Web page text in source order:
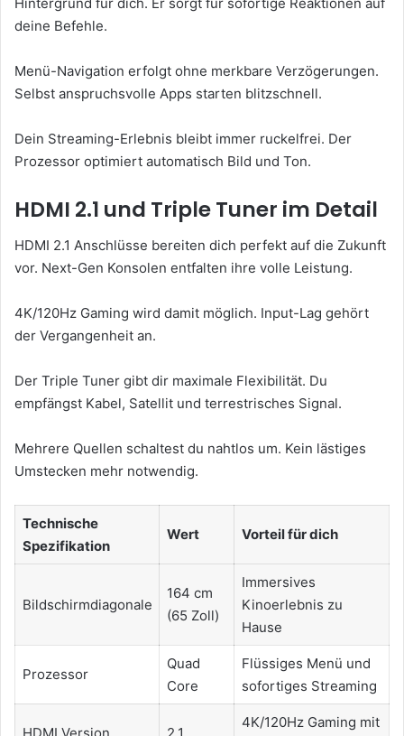
deine Befehle.
Menü-Navigation erfolgt ohne merkbare Verzögerungen.
Selbst anspruchsvolle Apps starten blitzschnell.
Dein Streaming-Erlebnis bleibt immer ruckelfrei. Der
Prozessor optimiert automatisch Bild und Ton.
HDMI 2.1 und Triple Tuner im Detail
HDMI 2.1 Anschlüsse bereiten dich perfekt auf die Zukunft
vor. Next-Gen Konsolen entfalten ihre volle Leistung.
4K/120Hz Gaming wird damit möglich. Input-Lag gehört
der Vergangenheit an.
Der Triple Tuner gibt dir maximale Flexibilität. Du
empfängst Kabel, Satellit und terrestrisches Signal.
Mehrere Quellen schaltest du nahtlos um. Kein lästiges
Umstecken mehr notwendig.
Technische
Spezifikation
Wert Vorteil für dich
Bildschirmdiagonale
164 cm
(65 Zoll)
Immersives
Kinoerlebnis zu
Hause
Prozessor
Quad
Core
Flüssiges Menü und
sofortiges Streaming
4K/120Hz Gaming mit